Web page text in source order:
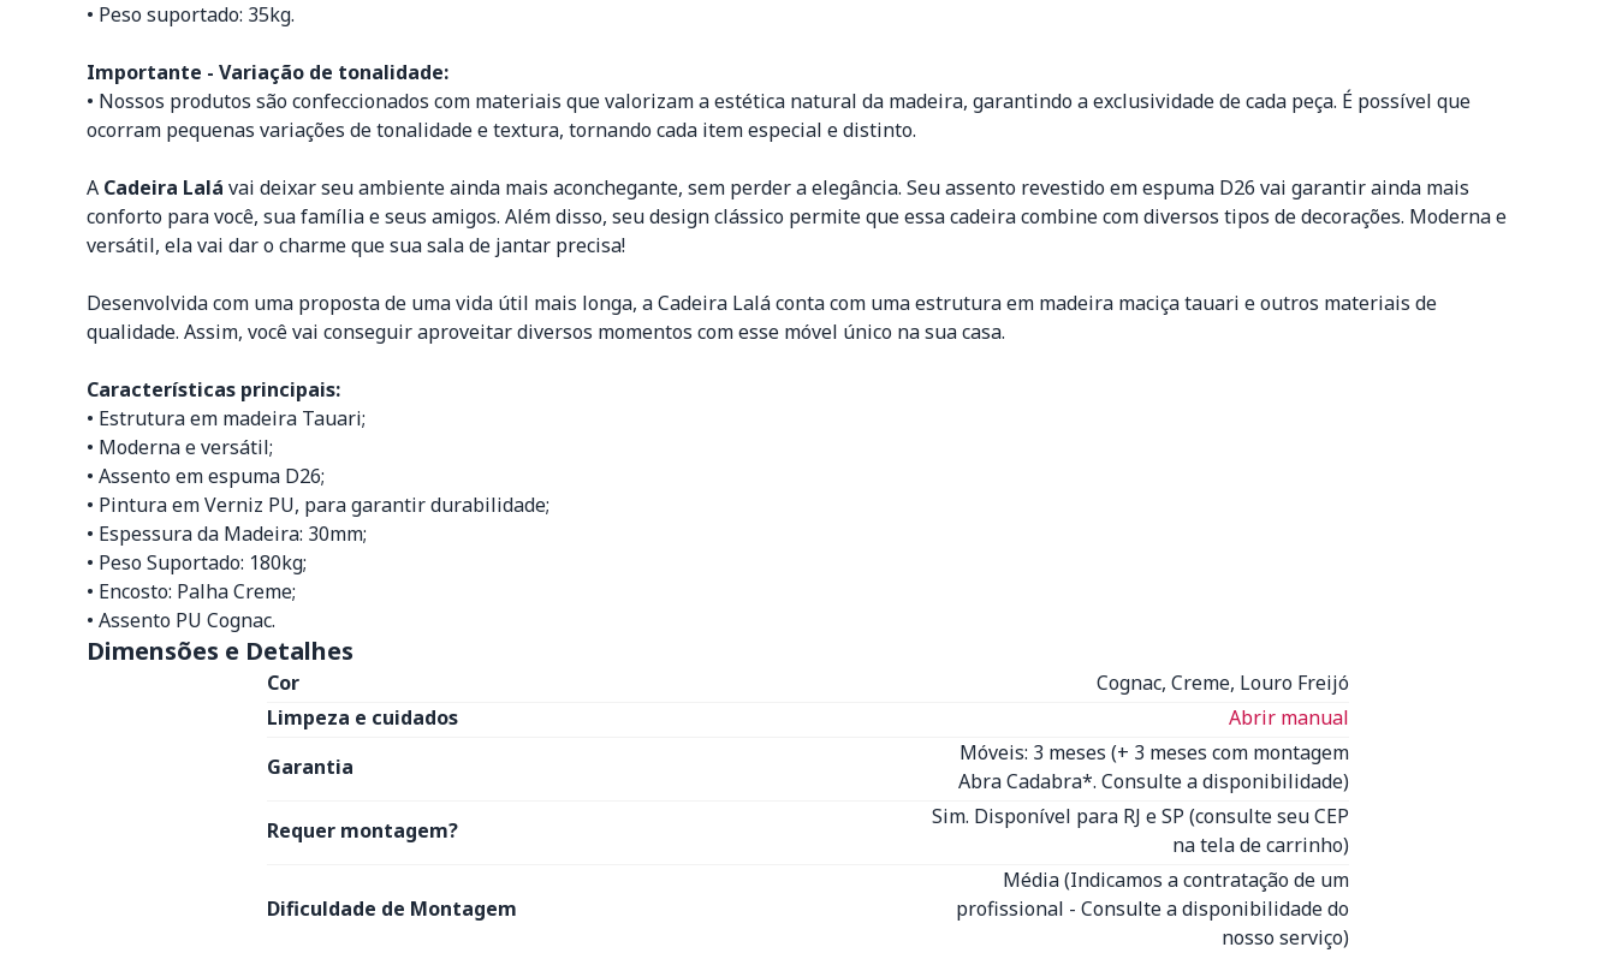
• Peso suportado: 35kg.
Importante - Variação de tonalidade:
• Nossos produtos são confeccionados com materiais que valorizam a estética natural da madeira, garantindo a exclusividade de cada peça. É possível que
ocorram pequenas variações de tonalidade e textura, tornando cada item especial e distinto.
A Cadeira Lalá vai deixar seu ambiente ainda mais aconchegante, sem perder a elegância. Seu assento revestido em espuma D26 vai garantir ainda mais
conforto para você, sua família e seus amigos. Além disso, seu design clássico permite que essa cadeira combine com diversos tipos de decorações. Moderna e
versátil, ela vai dar o charme que sua sala de jantar precisa!
Desenvolvida com uma proposta de uma vida útil mais longa, a Cadeira Lalá conta com uma estrutura em madeira maciça tauari e outros materiais de
qualidade. Assim, você vai conseguir aproveitar diversos momentos com esse móvel único na sua casa.
Características principais:
• Estrutura em madeira Tauari;
• Moderna e versátil;
• Assento em espuma D26;
• Pintura em Verniz PU, para garantir durabilidade;
• Espessura da Madeira: 30mm;
• Peso Suportado: 180kg;
• Encosto: Palha Creme;
• Assento PU Cognac.
Dimensões e Detalhes
Cor
Cognac, Creme, Louro Freijó
Limpeza e cuidados
Abrir manual
Garantia
Móveis: 3 meses (+ 3 meses com montagem
Abra Cadabra*. Consulte a disponibilidade)
Requer montagem?
Sim. Disponível para RJ e SP (consulte seu CEP
na tela de carrinho)
Dificuldade de Montagem
Média (Indicamos a contratação de um
profissional - Consulte a disponibilidade do
nosso serviço)